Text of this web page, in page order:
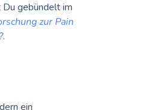
gebündelt im
zur Pain
.
ein